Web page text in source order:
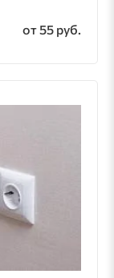
от 55 руб.